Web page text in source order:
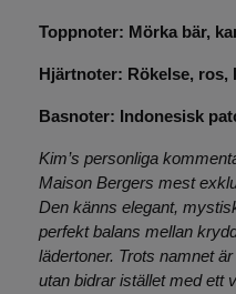
Toppnoter: Mörka bär,
Hjärtnoter: Rökelse, ros,
Basnoter: Indonesisk
Kim’s personliga
Maison Bergers mest
Den känns elegant,
perfekt balans mellan
lädertoner. Trots namnet
utan bidrar istället med ett